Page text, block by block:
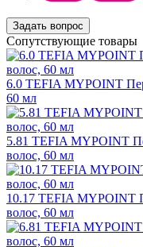
Задать вопрос
Сопутствующие товары
6.0 TEFIA MYPOINT
60 мл
5.81 TEFIA MYPOINT
волос, 60 мл
10.17 TEFIA MYPOINT
волос, 60 мл